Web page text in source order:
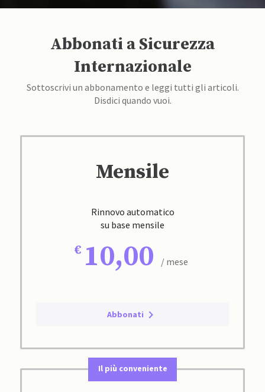
Abbonati a Sicurezza
Internazionale
Sottoscrivi un abbonamento e leggi tutti gli articoli.
Disdici quando vuoi.
Mensile
Rinnovo automatico
su base mensile
10,00 / mese
Abbonati
Il più conveniente